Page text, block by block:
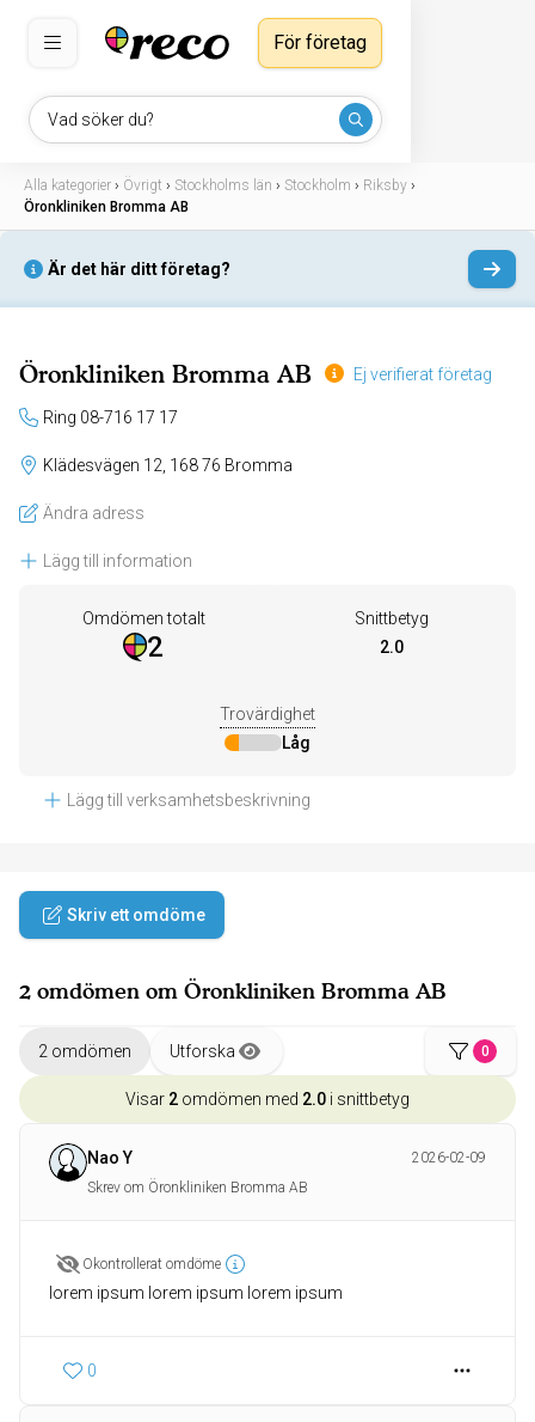
Vad söker du?
För företag
Alla kategorier › Övrigt › Stockholms län › Stockholm › Riksby ›
Öronkliniken Bromma AB
Är det här ditt företag?
Öronkliniken Bromma AB Ej verifierat företag
Ring 08-716 17 17
Klädesvägen 12, 168 76 Bromma
Ändra adress
Lägg till information
Omdömen totalt
2
Snittbetyg
2.0
Trovärdighet
Låg
Lägg till verksamhetsbeskrivning
Skriv ett omdöme
2 omdömen om Öronkliniken Bromma AB
2 omdömen Utforska 0
Visar 2 omdömen med 2.0 i snittbetyg
Nao Y
2026-02-09
Skrev om Öronkliniken Bromma AB
Okontrollerat omdöme
lorem ipsum lorem ipsum lorem ipsum
0